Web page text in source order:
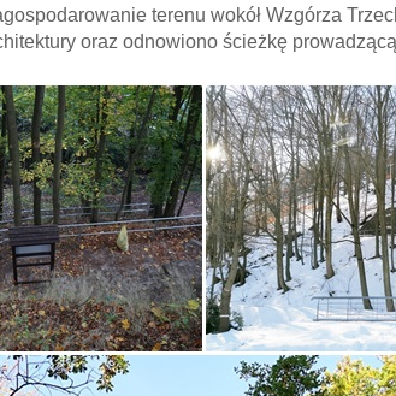
terenu wokół Wzgórza
oraz odnowiono ścieżkę